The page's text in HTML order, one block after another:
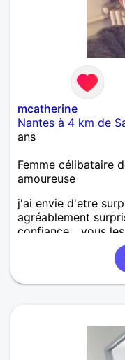
mcatherine
Nantes à 4 km de
ans
Femme célibataire
amoureuse
j'ai envie d'etre
agréablement
confiance... vous
si vous meritez la
ne recherche pas
simplement celui
et faire de moi la
l'indifférence... Un
échange autour